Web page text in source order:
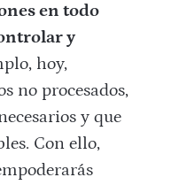
en todo
y
hoy,
no procesados,
y que
Con ello,